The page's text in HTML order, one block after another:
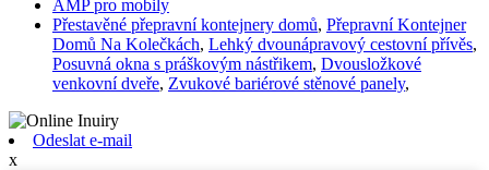
AMP pro mobily
Přestavěné přepravní kontejnery domů, Přepravní Kontejner
Domů Na Kolečkách, Lehký dvounápravový cestovní přívěs,
Posuvná okna s práškovým nástřikem, Dvousložkové
venkovní dveře, Zvukové bariérové ​​stěnové panely,
Odeslat e-mail
x